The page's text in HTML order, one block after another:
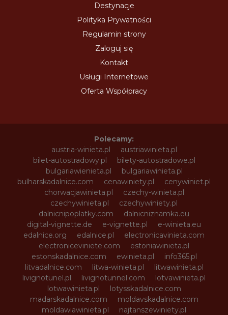
Destynacje
Polityka Prywatności
Regulamin strony
Zaloguj się
Kontakt
Usługi Internetowe
Oferta Współpracy
Polecamy:
austria-winieta.pl
austriawinieta.pl
bilet-autostradowy.pl
bilety-autostradowe.pl
bulgariawienieta.pl
bulgariawinieta.pl
bulharskadalnice.com
cenawiniety.pl
cenywiniet.pl
chorwacjawinieta.pl
czechy-winieta.pl
czechywinieta.pl
czechywiniety.pl
dalnicnipoplatky.com
dalnicniznamka.eu
digital-vignette.de
e-vignette.pl
e-winieta.eu
edalnice.org
edalnice.pl
electronicavinieta.com
electroniceviniete.com
estoniawinieta.pl
estonskadalnice.com
ewinieta.pl
info365.pl
litvadalnice.com
litwa-winieta.pl
litwawinieta.pl
livignotunel.pl
livignotunnel.com
lotvawinieta.pl
lotwawinieta.pl
lotysskadalnice.com
madarskadalnice.com
moldavskadalnice.com
moldawiawinieta.pl
najtanszewiniety.pl